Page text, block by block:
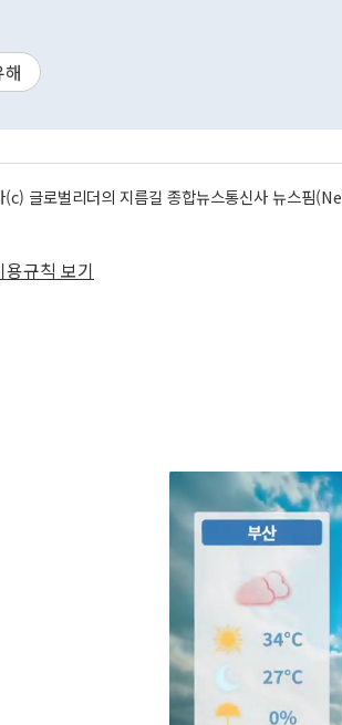
(c) 글로벌리더의 지름길 종합뉴스통신사 뉴스핌
규칙 보기